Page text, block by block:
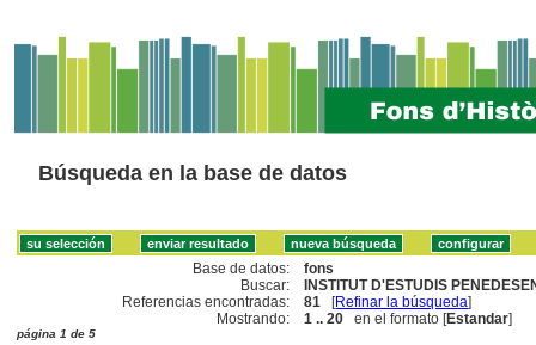
Búsqueda en la base de datos
Base de datos:
fons
Buscar:
INSTITUT D'ESTUDIS
Referencias encontradas:
81 [Refinar la búsqueda]
Mostrando:
1 .. 20 en el formato [Estandar]
página 1 de 5